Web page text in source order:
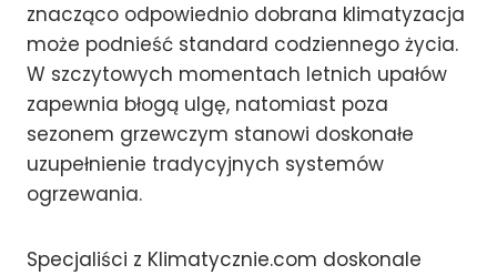
znacząco odpowiednio dobrana klimatyzacja
może podnieść standard codziennego życia.
W szczytowych momentach letnich upałów
zapewnia błogą ulgę, natomiast poza
sezonem grzewczym stanowi doskonałe
uzupełnienie tradycyjnych systemów
ogrzewania.
Specjaliści z Klimatycznie.com doskonale